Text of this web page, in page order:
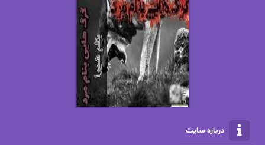
اکرم محمدی
الف صاد
الکساندر دوما
الناز پاکپور‌
الناز محمدی
درباره سایت